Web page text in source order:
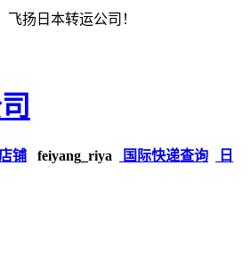
飞扬日本转运公司！
铺 feiyang_riya 国际快递查询
日